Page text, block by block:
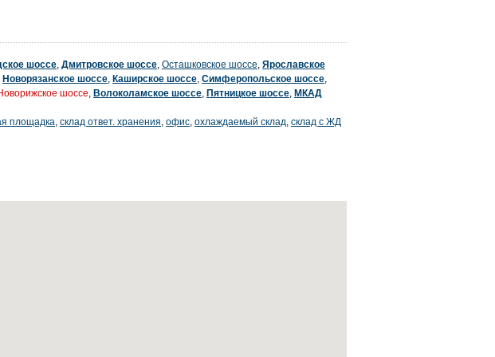
шоссе, Дмитровское шоссе, Осташковское шоссе, Ярославское
Новорязанское шоссе, Каширское шоссе, Симферопольское шоссе,
шоссе, Волоколамское шоссе, Пятницкое шоссе, МКАД
площадка, склад ответ. хранения, офис, охлаждаемый склад, склад с ЖД